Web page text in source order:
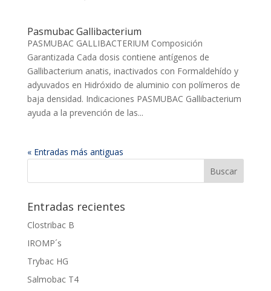
Pasmubac Gallibacterium
PASMUBAC GALLIBACTERIUM Composición
Garantizada Cada dosis contiene antígenos de
Gallibacterium anatis, inactivados con Formaldehído y
adyuvados en Hidróxido de aluminio con polímeros de
baja densidad. Indicaciones PASMUBAC Gallibacterium
ayuda a la prevención de las...
« Entradas más antiguas
Entradas recientes
Clostribac B
IROMP´s
Trybac HG
Salmobac T4